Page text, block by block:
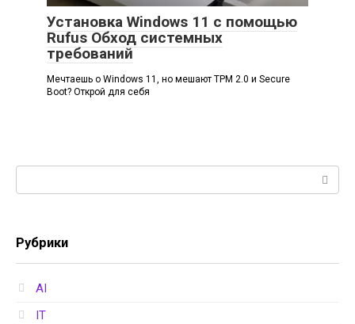
Установка Windows 11 с помощью
Rufus Обход системных
требований
Мечтаешь о Windows 11, но мешают TPM 2.0 и Secure
Boot? Открой для себя
Рубрики
AI
IT